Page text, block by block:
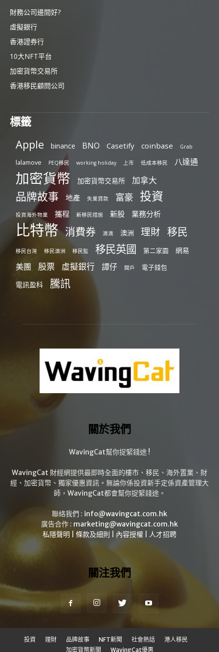
財務公司邊間好?
虛擬銀行
香港證券行
10大NFT平台
加密貨幣交易所
香港移民顧問公司
標籤
Apple binance BNO Casetify coinbase Grab
lalamove PEQ移民 working holiday 上市 低成本移民 八達通
加密貨幣 加密貨幣交易所 加拿大
品牌故事 地產 失業貸款 富豪 投資
投資海外物業 攜程 新移民措施 新股 業務分析
比特幣 消費券 滴滴 澳洲 理財 移民
移民台灣 移民澳洲 移民監 移民英國 第二家園 網易
美團 股票 虛擬銀行 譚仔 開戶 電子錢包
電訊盈科 騰訊
關於我們
WavingCat幫你捉緊錢途 !
WavingCat 財經網提供最即時全面的樓市、移民、海外置業、財
經、加密貨幣、獨家優惠資訊。無論你係投資新手定係資產管理大
師，WavingCat都會幫你捉緊錢途。
聯絡我們 : info@wavingcat.com.hk
廣告合作 : marketing@wavingcat.com.hk
私隱聲明
條款及細則 內容授權 人才招聘
關注我們
投資 理財 品牌故事 NFT新聞 社會熱話
港人移民
加密貨幣新聞
WavingCat優惠